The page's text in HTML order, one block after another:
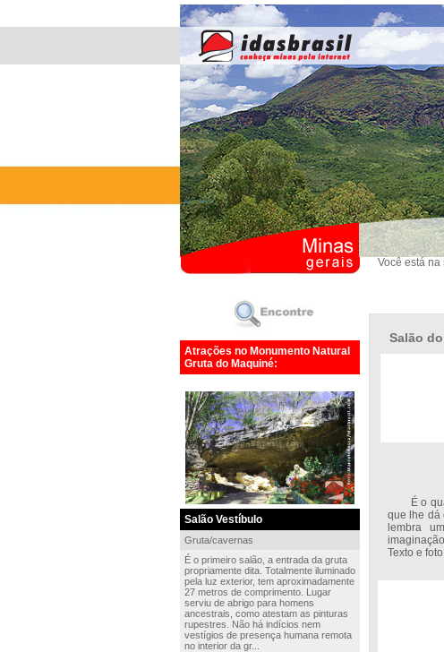
Atrações no Monumento Natural
Gruta do Maquiné:
Salão Vestíbulo
Gruta/cavernas
É o primeiro salão, a entrada da gruta
propriamente dita. Totalmente iluminado
pela luz exterior, tem aproximadamente
27 metros de comprimento. Lugar
serviu de abrigo para homens
ancestrais, como atestam as pinturas
rupestres. Não há indícios nem
vestígios de presença humana remota
no interior da gr...
Você está na
Salão
É o
que lhe dá
lembra
Texto e